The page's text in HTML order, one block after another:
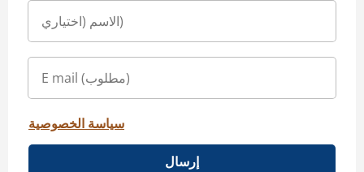
سياسة الخصوصية
إرسال